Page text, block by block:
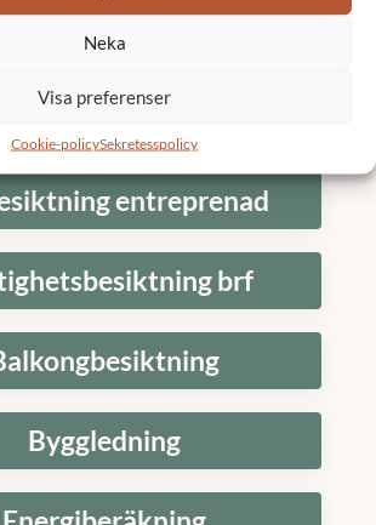
Neka
Visa preferenser
Cookie-policySekretesspolicy
brf
entreprenad
brf
Byggledning